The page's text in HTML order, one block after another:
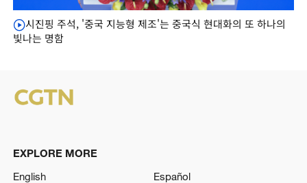
시진핑 주석, '중국 지능형 제조'는 중국식 현대화의 또 하나의
빛나는 명함
EXPLORE MORE
English
Español